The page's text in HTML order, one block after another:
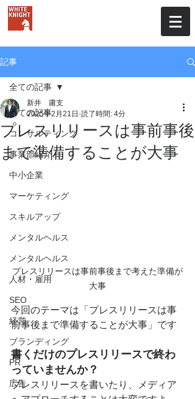
記事
全ての記事
コンサルティング
事業部紹介
中小企業
マーケティング
スキルアップ
メンタルヘルス
メンタルヘルス
人材・雇用
SEO
経営
ブランディング
PR
広告
全ての記事
プレスリリースは事前事後
まで準備することが大事
新井 庸支
2025年2月21日 読了時間: 4分
プレスリリースは事前事後まで考えた準備が
大事
今回のテーマは「プレスリリースは事
前事後まで準備することが大事」です
書くだけのプレスリリースで終わ
っていませんか？
プレスリリースを書いたり、メディア